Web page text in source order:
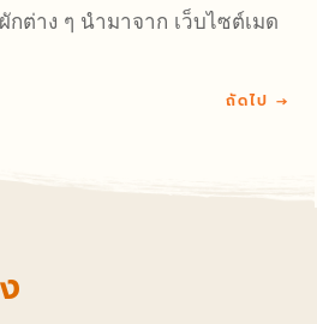
ต่าง ๆ นำมาจาก เว็บไซต์เมด
ถัดไป →